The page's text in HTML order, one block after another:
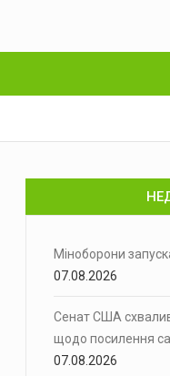
Міноборони
07.08.2026
Сенат США
щодо посилення
07.08.2026